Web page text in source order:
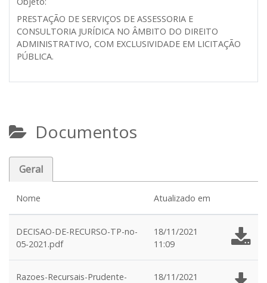
PRESTAÇÃO DE SERVIÇOS DE ASSESSORIA E
CONSULTORIA JURÍDICA NO ÂMBITO DO DIREITO
ADMINISTRATIVO, COM EXCLUSIVIDADE EM LICITAÇÃO
PÚBLICA.
Documentos
Geral
Nome Atualizado em
DECISAO-DE-RECURSO-TP-no-
05-2021.pdf
18/11/2021
11:09
Razoes-Recursais-Prudente-
18/11/2021